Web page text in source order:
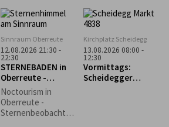
Sinnraum Oberreute
12.08.2026 21:30 -
22:30
STERNEBADEN in
Oberreute -
Perseiden-
Beobachtung
Noctourism in
Oberreute -
Sternenbeobachtu
Kirchplatz Scheidegg
13.08.2026 08:00 -
12:30
Vormittags:
Scheidegger